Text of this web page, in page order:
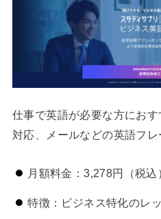
仕事で英語が必要な方にお
対応、メールなどの英語フレ
月額料金：3,278円（税込
特徴：ビジネス特化のレ